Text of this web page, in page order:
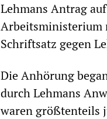
Lehmans Antrag
Arbeitsministerium
Schriftsatz gegen
Die Anhörung
durch Lehmans
waren größtenteils